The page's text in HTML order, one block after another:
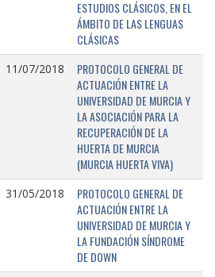
ESTUDIOS CLÁSICOS, EN EL
ÁMBITO DE LAS LENGUAS
CLÁSICAS
11/07/2018
PROTOCOLO GENERAL DE
ACTUACIÓN ENTRE LA
UNIVERSIDAD DE MURCIA Y
LA ASOCIACIÓN PARA LA
RECUPERACIÓN DE LA
HUERTA DE MURCIA
(MURCIA HUERTA VIVA)
31/05/2018
PROTOCOLO GENERAL DE
ACTUACIÓN ENTRE LA
UNIVERSIDAD DE MURCIA Y
LA FUNDACIÓN SÍNDROME
DE DOWN